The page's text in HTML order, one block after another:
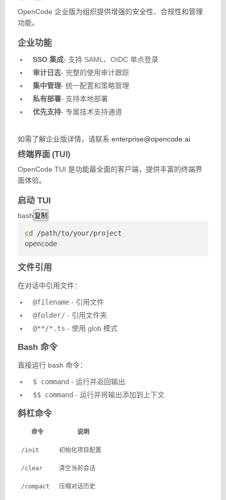
OpenCode 企业版为组织提供增强的安全性、合规性和管理
功能。
企业功能
SSO 集成- 支持 SAML、OIDC 单点登录
审计日志- 完整的使用审计跟踪
集中管理- 统一配置和策略管理
私有部署- 支持本地部署
优先支持- 专属技术支持通道
如需了解企业版详情，请联系 enterprise@opencode.ai
终端界面 (TUI)
OpenCode TUI 是功能最全面的客户端，提供丰富的终端界
面体验。
启动 TUI
bash 复制
cd
/path/to/your/project
opencode
文件引用
在对话中引用文件：
@filename - 引用文件
@folder/ - 引用文件夹
@**/*.ts - 使用 glob 模式
Bash 命令
直接运行 bash 命令：
$ command - 运行并返回输出
$$ command - 运行并将输出添加到上下文
斜杠命令
命令 说明
/init 初始化项目配置
/clear 清空当前会话
/compact 压缩对话历史